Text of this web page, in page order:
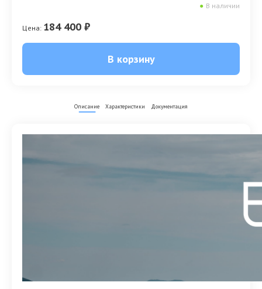
● В наличии
Цена: 184 400 ₽
В корзину
Описание Характеристики Документация